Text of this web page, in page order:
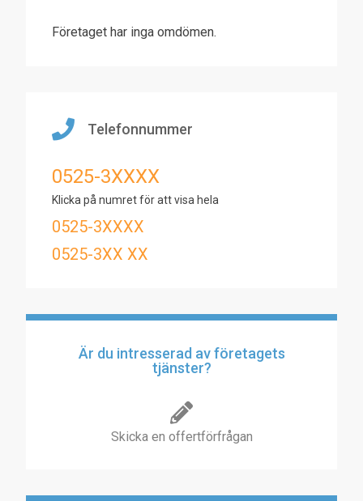
Företaget har inga omdömen.
Telefonnummer
0525-3XXXX
Klicka på numret för att visa hela
0525-3XXXX
0525-3XX XX
Är du intresserad av företagets
tjänster?
Skicka en offertförfrågan